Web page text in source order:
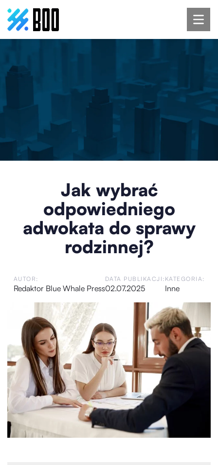
Jak wybrać
odpowiedniego
adwokata do sprawy
rodzinnej?
AUTOR:
Redaktor Blue Whale Press
DATA PUBLIKACJI:
02.07.2025
KATEGORIA:
Inne